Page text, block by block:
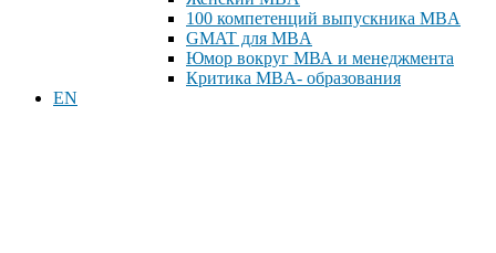
100 компетенций выпускника MBA
GMAT для MBA
Юмор вокруг МВА и менеджмента
Критика MBA- образования
EN